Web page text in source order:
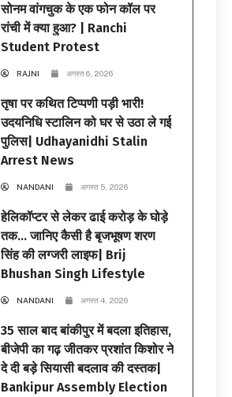
सोनम वांगचुक के एक फोन कॉल पर
रांची में क्या हुआ? | Ranchi
Student Protest
RAJNI अगस्त 6, 2026
तृषा पर कथित टिप्पणी पड़ी भारी!
उदयनिधि स्टालिन को घर से उठा ले गई
पुलिस| Udhayanidhi Stalin
Arrest News
NANDANI अगस्त 5, 2026
हेलिकॉप्टर से लेकर ढाई करोड़ के घोड़े
तक… जानिए कैसी है बृजभूषण शरण
सिंह की लग्जरी लाइफ| Brij
Bhushan Singh Lifestyle
NANDANI अगस्त 4, 2026
35 साल बाद बांकीपुर में बदला इतिहास,
बीजेपी का गढ़ जीतकर प्रशांत किशोर ने
दे दी बड़े सियासी बदलाव की दस्तक|
Bankipur Assembly Election